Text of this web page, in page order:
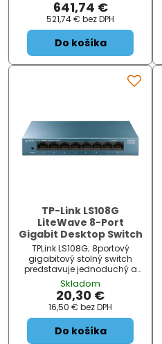
směrování až 238,08 Mpps .
Bleskurychlé přip...
641,74 €
521,74 € bez DPH
Do košíka
TP-Link LS108G
LiteWave 8-Port
Gigabit Desktop Switch
TPLink LS108G; 8portový
gigabitový stolný switch
predstavuje jednoduchý a
cenovo dostupný spôsob
rozšírenia vašej káblovej
siete. Switch sa navyše môže
pochváliť podporou AUTO-
MDI/MDIX a funkciou riadenia
toku dát
Skladom
20,30 €
16,50 € bez DPH
Do košíka